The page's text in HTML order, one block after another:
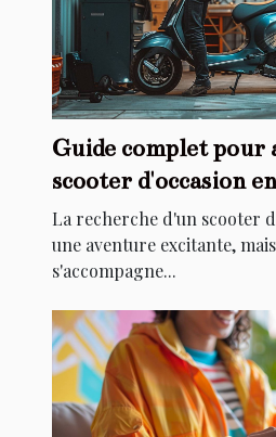
Guide complet pour
scooter d'occasion
sécurité
La recherche d'un scooter
une aventure excitante,
s'accompagne...